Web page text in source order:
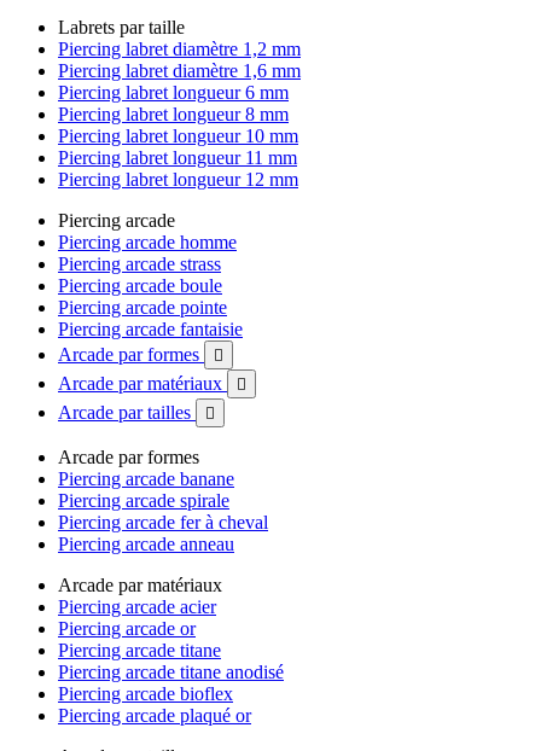
Labrets par taille
Piercing labret diamètre 1,2 mm
Piercing labret diamètre 1,6 mm
Piercing labret longueur 6 mm
Piercing labret longueur 8 mm
Piercing labret longueur 10 mm
Piercing labret longueur 11 mm
Piercing labret longueur 12 mm
Piercing arcade
Piercing arcade homme
Piercing arcade strass
Piercing arcade boule
Piercing arcade pointe
Piercing arcade fantaisie
Arcade par formes

Arcade par matériaux 
Arcade par tailles 
Arcade par formes
Piercing arcade banane
Piercing arcade spirale
Piercing arcade fer à cheval
Piercing arcade anneau
Arcade par matériaux
Piercing arcade acier
Piercing arcade or
Piercing arcade titane
Piercing arcade titane anodisé
Piercing arcade bioflex
Piercing arcade plaqué or